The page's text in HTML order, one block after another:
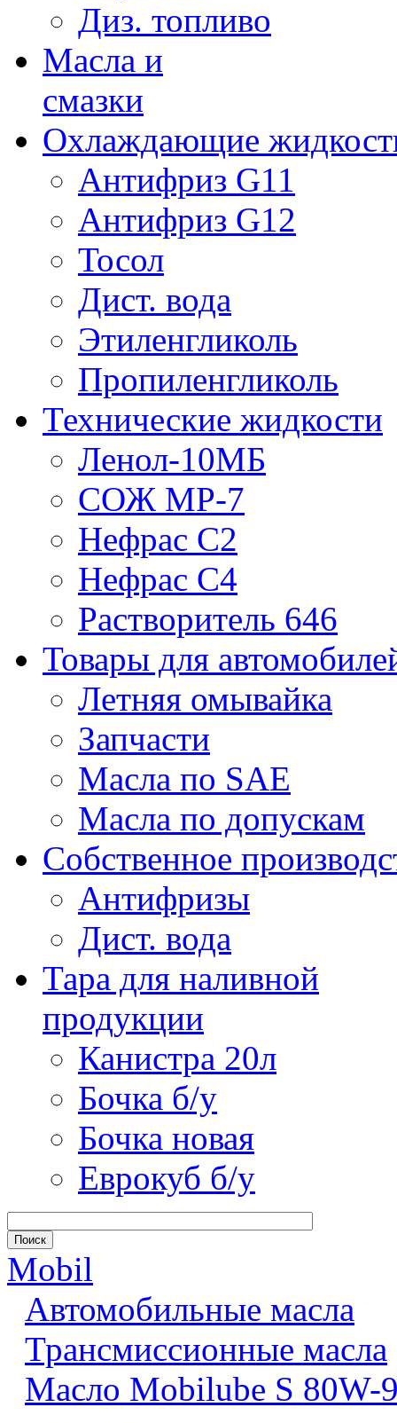
Диз. топливо
Масла и
смазки
Охлаждающие
Антифриз G11
Антифриз G12
Тосол
Дист. вода
Этиленгликоль
Пропиленгликоль
Технические жидкости
Ленол-10МБ
СОЖ МР-7
Нефрас С2
Нефрас С4
Растворитель 646
Товары для
Летняя омывайка
Запчасти
Масла по SAE
Масла по допускам
Собственное
Антифризы
Дист. вода
Тара для наливной
продукции
Канистра 20л
Бочка б/у
Бочка новая
Еврокуб б/у
Mobil
Автомобильные масла
Трансмиссионные масла
Масло Mobilube S 80W-